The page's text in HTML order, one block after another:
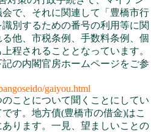
で、それに関連して「豊橋市行
別するための番号の利用等に関
他、市税条例、手数料条例、個
程されることとなっています。
の内閣官房ホームページをご参
gaiyou.html
ことについて聞くことにしてい
す。地方債(豊橋市の借金)はこ
ります。一見、望ましいことの